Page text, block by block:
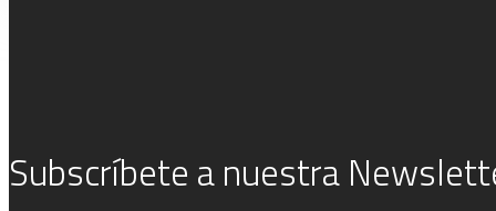
Subscríbete a nuestra